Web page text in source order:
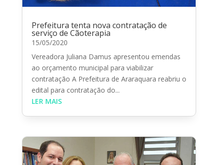
Prefeitura tenta nova contratação de
serviço de Cãoterapia
15/05/2020
Vereadora Juliana Damus apresentou emendas
ao orçamento municipal para viabilizar
contratação A Prefeitura de Araraquara reabriu o
edital para contratação do...
LER MAIS